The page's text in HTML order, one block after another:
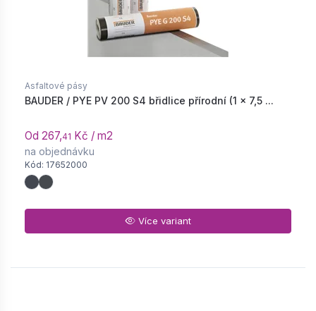
Asfaltové pásy
BAUDER / PYE PV 200 S4 břidlice přírodní (1 × 7,5 ...
Od 267,41 Kč / m2
na objednávku
Kód: 17652000
Více variant